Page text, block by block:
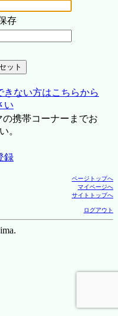
存
きない方はこちらから
い
携帯コーナーまでお
。
録
ページトップへ
マイページへ
サイトトップへ
ログアウト